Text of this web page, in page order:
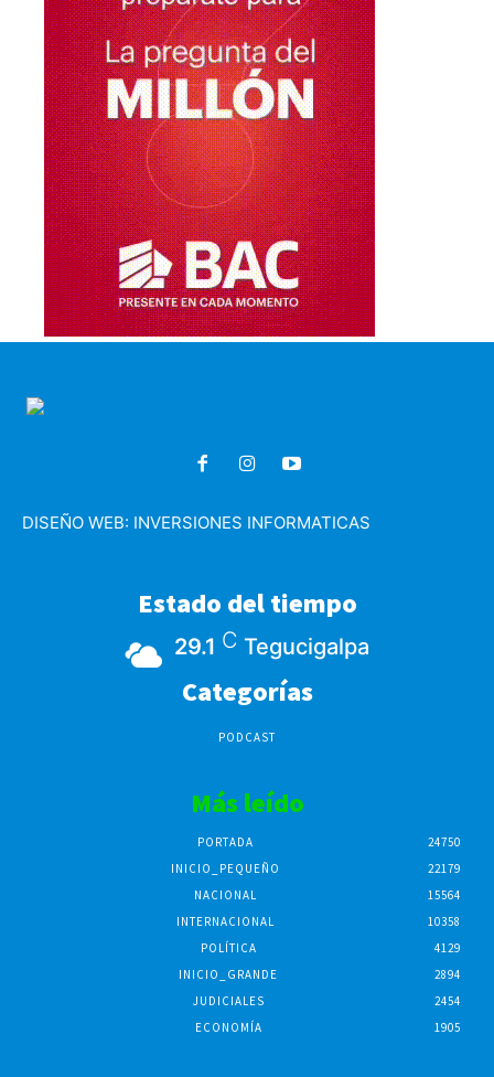
DISEÑO WEB: INVERSIONES INFORMATICAS
Estado del tiempo
29.1 C Tegucigalpa
Categorías
PODCAST
Más leído
PORTADA
24750
INICIO_PEQUEÑO
22179
NACIONAL
15564
INTERNACIONAL
10358
POLÍTICA
4129
INICIO_GRANDE
2894
JUDICIALES
2454
ECONOMÍA
1905